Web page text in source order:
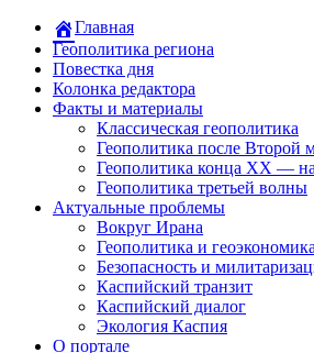
Главная
Геополитика региона
Повестка дня
Колонка редактора
Факты и материалы
Классическая геополитика
Геополитика после Второй
Геополитика конца XX —
Геополитика третьей волны
Актуальные проблемы
Вокруг Ирана
Геополитика и геоэкономика
Безопасность и
Каспийский транзит
Каспийский диалог
Экология Каспия
О портале